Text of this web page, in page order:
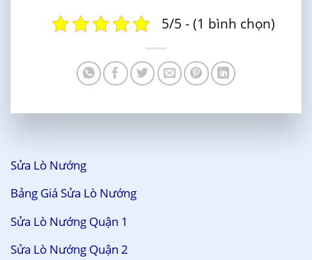
5/5 - (1 bình chọn)
Sửa Lò Nướng
Bảng Giá Sửa Lò Nướng
Sửa Lò Nướng Quận 1
Sửa Lò Nướng Quận 2